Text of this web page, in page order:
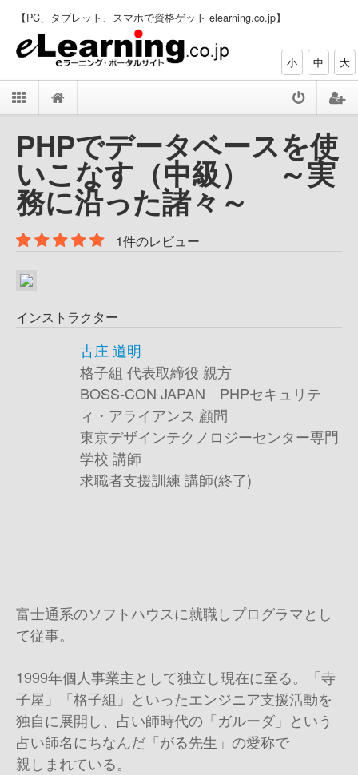
【PC、タブレット、スマホで資格ゲット elearning.co.jp】
小 中 大
PHPでデータベースを使
いこなす（中級） ～実
務に沿った諸々～
1件のレビュー
インストラクター
古庄 道明
格子組 代表取締役 親方
BOSS-CON JAPAN PHPセキュリテ
ィ・アライアンス 顧問
東京デザインテクノロジーセンター専門
学校 講師
求職者支援訓練 講師(終了)
富士通系のソフトハウスに就職しプログラマとし
て従事。
1999年個人事業主として独立し現在に至る。「寺
子屋」「格子組」といったエンジニア支援活動を
独自に展開し、占い師時代の「ガルーダ」という
占い師名にちなんだ「がる先生」の愛称で
親しまれている。